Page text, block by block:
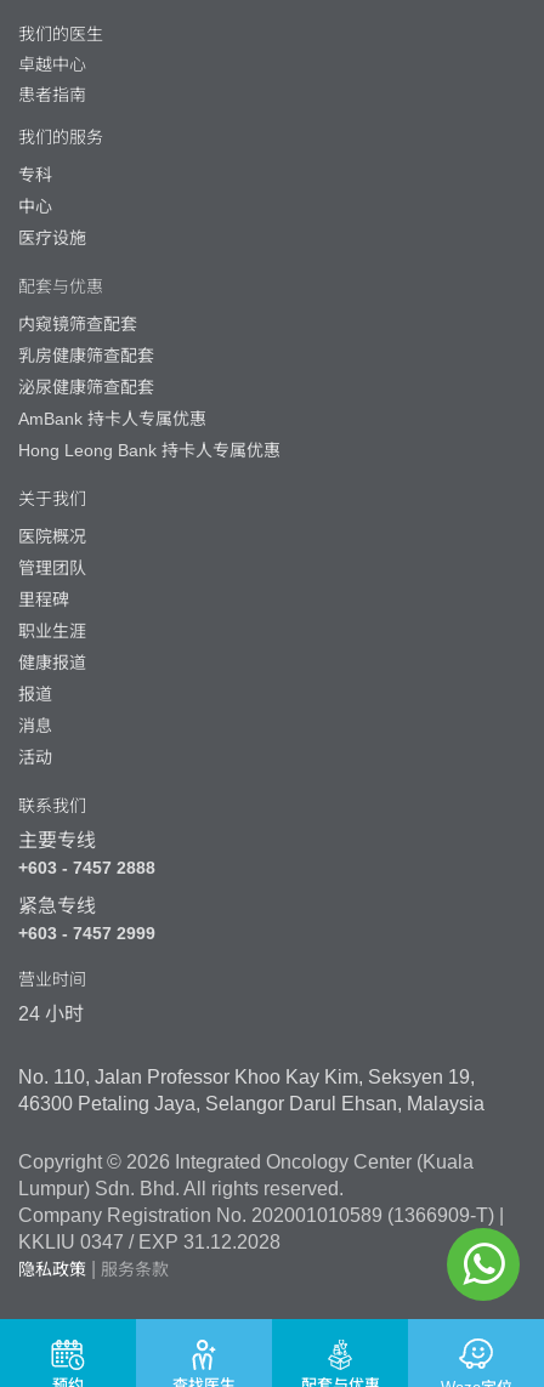
我们的医生
卓越中心
患者指南
我们的服务
专科
中心
医疗设施
配套与优惠
内窥镜筛查配套
乳房健康筛查配套
泌尿健康筛查配套
AmBank 持卡人专属优惠
Hong Leong Bank 持卡人专属优惠
关于我们
医院概况
管理团队
里程碑
职业生涯
健康报道
报道
消息
活动
联系我们
主要专线
+603 - 7457 2888
紧急专线
+603 - 7457 2999
营业时间
24 小时
No. 110, Jalan Professor Khoo Kay Kim, Seksyen 19,
46300 Petaling Jaya, Selangor Darul Ehsan, Malaysia
Copyright © 2026 Integrated Oncology Center (Kuala
Lumpur) Sdn. Bhd. All rights reserved.
Company Registration No. 202001010589 (1366909-T) |
KKLIU 0347 / EXP 31.12.2028
隐私政策 服务条款